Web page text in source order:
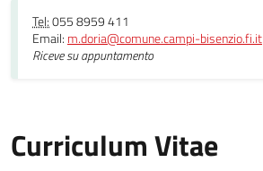
Tel:055 8959 411
Email: m.doria@comune.campi-bisenzio.fi.it
Riceve su appuntamento
Curriculum Vitae